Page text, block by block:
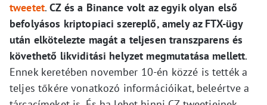
tweetet.CZ és a Binance volt az egyik olyan első
befolyásos kriptopiaci szereplő, amely az FTX-ügy
után elkötelezte magát a teljesen transzparens és
követhető likviditási helyzet megmutatása mellett.
Ennek keretében november 10-én közzé is tették a
teljes tőkére vonatkozó információikat, beleértve a